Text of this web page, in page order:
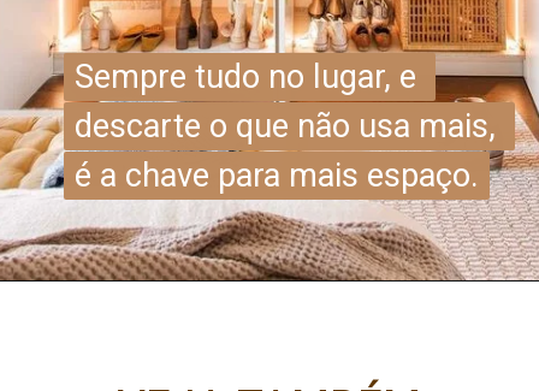
Sempre tudo no lugar, e
descarte o que não usa mais,
é a chave para mais espaço.
Sempre tudo no lugar, e
descarte o que não usa mais,
é a chave para mais espaço.